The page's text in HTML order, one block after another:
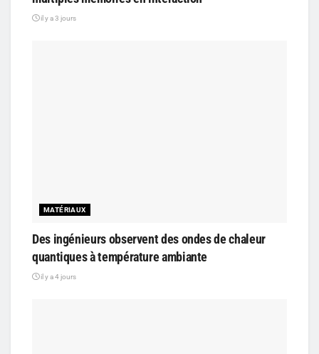
il y a 3 jours
MATÉRIAUX
Des ingénieurs observent des ondes de chaleur
quantiques à température ambiante
il y a 4 jours